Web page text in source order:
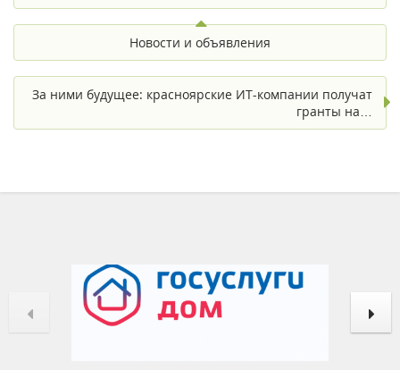
Новости и объявления
За ними будущее: красноярские ИТ-компании получат
гранты на…